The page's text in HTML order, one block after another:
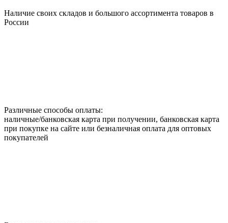
Наличие своих складов и большого ассортимента товаров в
России
Различные способы оплаты:
наличные/банковская карта при получении, банковская карта
при покупке на сайте или безналичная оплата для оптовых
покупателей